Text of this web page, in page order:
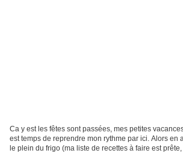
Ca y est les fêtes sont passées, mes petites
est temps de reprendre mon rythme par ici. Alors en
le plein du frigo (ma liste de recettes à faire est